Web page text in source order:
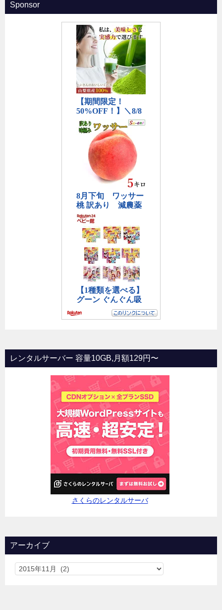
Sponsor
レンタルサーバー 容量10GB,月額129円〜
さくらのレンタルサーバ
アーカイブ